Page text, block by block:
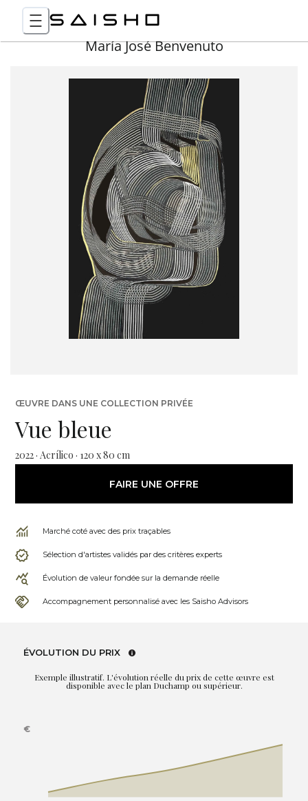
María José Benvenuto
ŒUVRE DANS UNE COLLECTION PRIVÉE
Vue bleue
2022 · Acrílico · 120 x 80 cm
FAIRE UNE OFFRE
Marché coté avec des prix traçables
Sélection d'artistes validés par des critères experts
Évolution de valeur fondée sur la demande réelle
Accompagnement personnalisé avec les Saisho Advisors
ÉVOLUTION DU PRIX
Exemple illustratif. L'évolution réelle du prix de cette œuvre est
disponible avec le plan Duchamp ou supérieur.